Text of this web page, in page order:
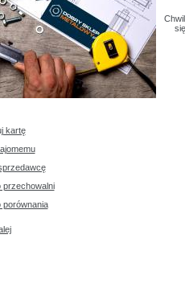
kartę
przechowalni
porównania